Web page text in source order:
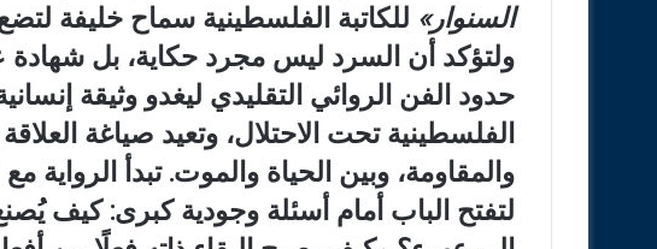
السنوار» للكاتبة الفلسطينية سماح خليفة
ولتؤكد أن السرد ليس مجرد حكاية، بل شهادة
حدود الفن الروائي التقليدي ليغدو وثيقة
الفلسطينية تحت الاحتلال، وتعيد صياغة
والمقاومة، وبين الحياة والموت. تبدأ الرواية
لتفتح الباب أمام أسئلة وجودية كبرى: كيف